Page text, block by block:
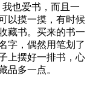
也爱书，而且一
以摸一摸，有时候
藏书。买来的书一
字，偶然用笔划了
上摆好一排书，心
品多一点。